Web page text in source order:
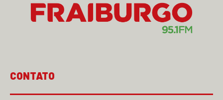
CONTATO